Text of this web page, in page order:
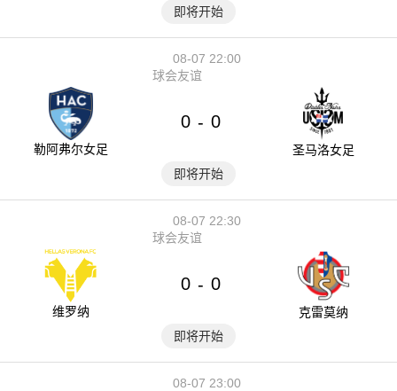
即将开始
08-07 22:00
球会友谊
勒阿弗尔女足
0 - 0
圣马洛女足
即将开始
08-07 22:30
球会友谊
维罗纳
0 - 0
克雷莫纳
即将开始
08-07 23:00